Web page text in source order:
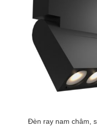
Đèn ray nam châm,